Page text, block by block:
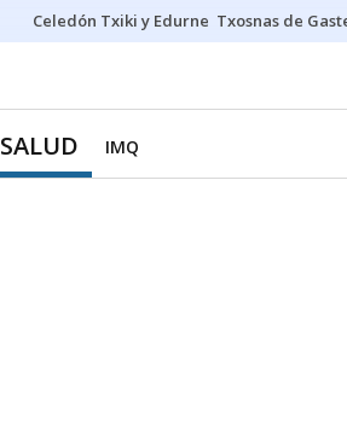
Celedón Txiki y Edurne Txosnas de
SALUD IMQ